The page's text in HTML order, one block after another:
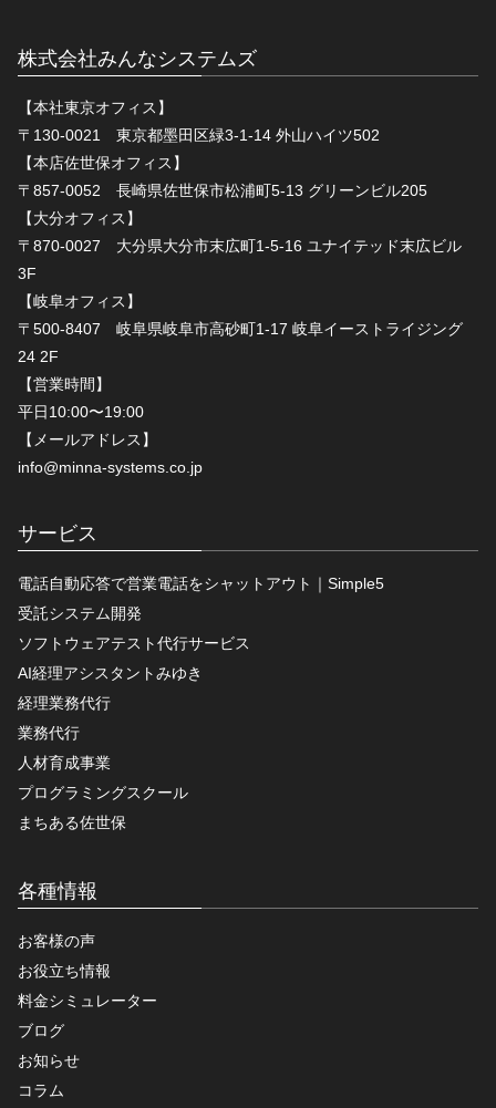
株式会社みんなシステムズ
【本社東京オフィス】
〒130-0021 東京都墨田区緑3-1-14 外山ハイツ502
【本店佐世保オフィス】
〒857-0052 長崎県佐世保市松浦町5-13 グリーンビル205
【大分オフィス】
〒870-0027 大分県大分市末広町1-5-16 ユナイテッド末広ビル
3F
【岐阜オフィス】
〒500-8407 岐阜県岐阜市高砂町1-17 岐阜イーストライジング
24 2F
【営業時間】
平日10:00〜19:00
【メールアドレス】
info@minna-systems.co.jp
サービス
電話自動応答で営業電話をシャットアウト｜Simple5
受託システム開発
ソフトウェアテスト代行サービス
AI経理アシスタントみゆき
経理業務代行
業務代行
人材育成事業
プログラミングスクール
まちある佐世保
各種情報
お客様の声
お役立ち情報
料金シミュレーター
ブログ
お知らせ
コラム